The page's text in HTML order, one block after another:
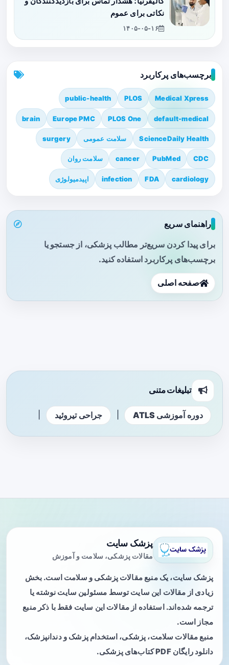
نکاتی برای عموم
۱۴۰۵-۰۵-۱۶
برچسب‌های پرکاربرد
Medical Xpress
PLOS
public-health
default-medical
PLOS One
Europe PMC
brain
ScienceDaily Health سلامت عمومی surgery
CDC
PubMed
cancer سلامت روان
cardiology
FDA
infection اپیدمیولوژی
راهنمای سریع
برای پیدا کردن سریع‌تر مطالب پزشکی، از جستجو یا
برچسب‌های پرکاربرد استفاده کنید.
صفحه اصلی
تبلیغات متنی
دوره آموزشی ATLS جراحی تیروئید
پزشک سایت
مقالات پزشکی، سلامت و آموزش
پزشک سایت، یک منبع مقالات پزشکی و سلامت است. بخش
زیادی از مقالات این سایت توسط مسئولین سایت نوشته یا
ترجمه شده‌اند. استفاده از مقالات این سایت فقط با ذکر منبع
مجاز است.
منبع مقالات سلامت، پزشکی، استخدام پزشک و دندانپزشک،
دانلود رایگان PDF کتاب‌های پزشکی.